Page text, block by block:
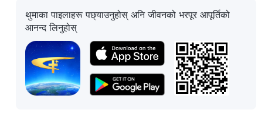
12:20
परमेश्‍वरका दैनिक वचनहरू: कार्यका तीन
परमेश्‍वरका दैनिक वचनहरू: कार्यका तीन
चरणहरू | अंश ८
थुमाका पाइलाहरू पछ्याउनुहोस् अनि जीवनको भरपूर आपूर्तिको
आनन्द लिनुहोस्